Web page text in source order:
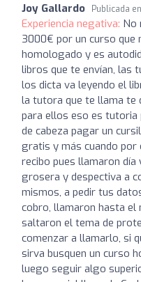
Joy Gallardo Publicada en
Experiencia negativa: No
3000€ por un curso que
homologado y es
libros que te envían, las
los dicta va leyendo el
la tutora que te llama te
para ellos eso es tutoria
de cabeza pagar un
gratis y más cuando por
recibo pues llamaron día
grosera y despectiva a
mismos, a pedir tus
cobro, llamaron hasta el
saltaron el tema de
comenzar a llamarlo, si
sirva busquen un curso
luego seguir algo